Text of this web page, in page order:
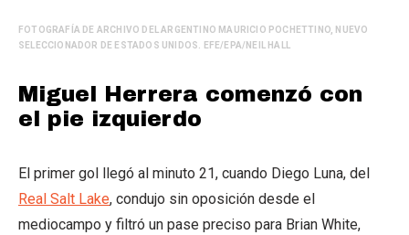
FOTOGRAFÍA DE ARCHIVO DEL ARGENTINO MAURICIO POCHETTINO, NUEVO
SELECCIONADOR DE ESTADOS UNIDOS. EFE/EPA/NEIL HALL
Miguel Herrera comenzó con
el pie izquierdo
El primer gol llegó al minuto 21, cuando Diego Luna, del
Real Salt Lake, condujo sin oposición desde el
mediocampo y filtró un pase preciso para Brian White,